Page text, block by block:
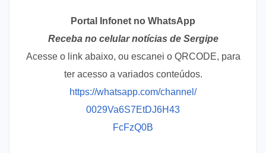
Portal Infonet no WhatsApp
Receba no celular notícias de Sergipe
Acesse o link abaixo, ou escanei o QRCODE, para
ter acesso a variados conteúdos.
https://whatsapp.com/channel/
0029Va6S7EtDJ6H43
FcFzQ0B